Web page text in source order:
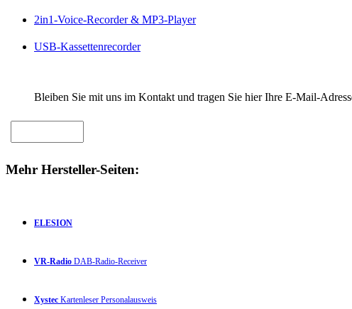
2in1-Voice-Recorder & MP3-Player
USB-Kassettenrecorder
Bleiben Sie mit uns im Kontakt und tragen Sie hier Ihre E-Mail-
Mehr Hersteller-Seiten:
ELESION
VR-Radio DAB-Radio-Receiver
Xystec Kartenleser Personalausweis